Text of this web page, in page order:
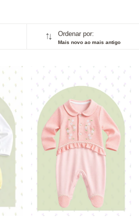
Ordenar por:
Mais novo ao mais antigo